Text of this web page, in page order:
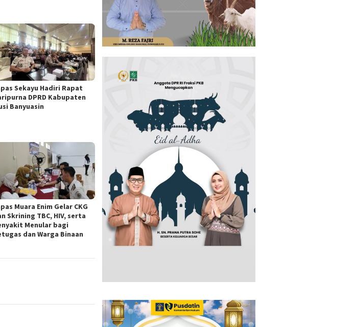
Sekayu Hadiri Rapat
DPRD Kabupaten
Banyuasin
Muara Enim Gelar CKG
Skrining TBC, HIV, serta
Menular bagi
dan Warga Binaan